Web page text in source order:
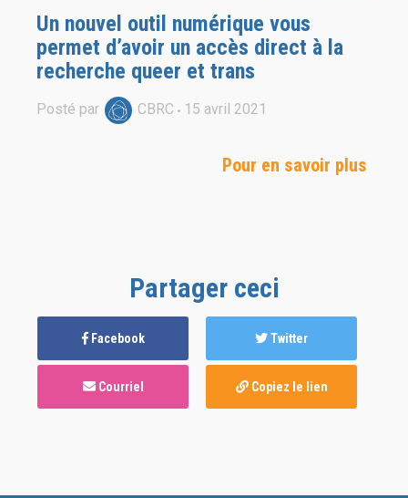
Un nouvel outil numérique vous
permet d’avoir un accès direct à la
recherche queer et trans
Posté par CBRC 15 avril 2021
Pour en savoir plus
Partager ceci
Facebook Twitter
Courriel Copiez le lien